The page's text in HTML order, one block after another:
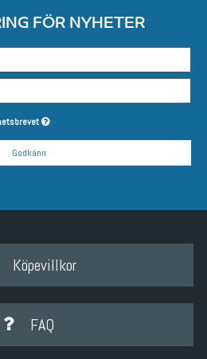
FÖR NYHETER
Godkänn
Köpevillkor
FAQ